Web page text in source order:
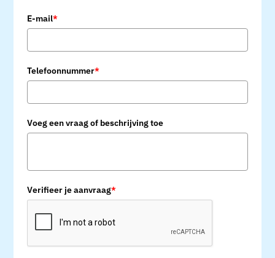
E-mail*
Telefoonnummer*
Voeg een vraag of beschrijving toe
Verifieer je aanvraag*